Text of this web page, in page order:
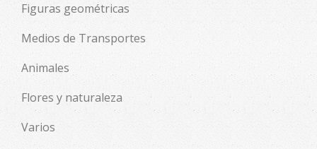
Figuras geométricas
Medios de Transportes
Animales
Flores y naturaleza
Varios